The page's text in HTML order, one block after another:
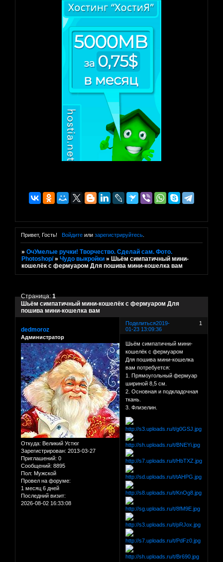
Привет, Гость! Войдитеили зарегистрируйтесь.
»ОчУмелые ручки! Творчество. Сделай сам. Фото.
Photoshop/ »Чудо выкройки » Шьём симпатичный мини-
кошелёк с фермуаром Для пошива мини-кошелка вам
Шьём симпатичный мини-кошелёк с фермуаром Для
пошива мини-кошелка вам
Страница:1
Поделиться 1
2019-
01-23 13:09:36
dedmoroz
Администратор
Откуда: Великий Устюг
Зарегистрирован: 2013-03-27
Приглашений: 0
Сообщений: 8895
Пол: Мужской
Провел на форуме:
1 месяц 6 дней
Последний визит:
2026-08-02 16:33:08
Шьём симпатичный мини-
кошелёк с фермуаром
Для пошива мини-кошелка
вам потребуется:
1. Прямоугольный фермуар
шириной 8,5 см.
2. Основная и подкладочная
ткань.
3. Флизелин.